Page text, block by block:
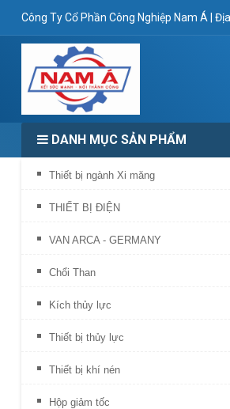
Công Ty Cổ Phần Công Nghiệp Nam Á
DANH MỤC SẢN PHẨM
Thiết bị ngành Xi măng
THIẾT BỊ ĐIỆN
VAN ARCA - GERMANY
Chổi Than
Kích thủy lực
Thiết bị thủy lực
Thiết bị khí nén
Hộp giảm tốc